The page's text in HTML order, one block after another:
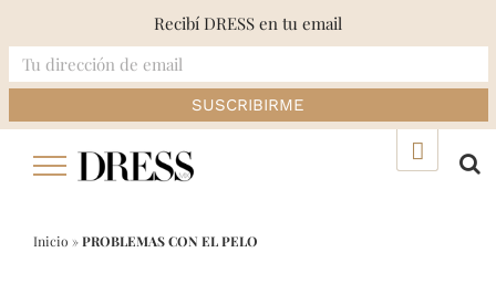
Inicio »PROBLEMAS CON EL PELO
Recibí DRESS en tu email